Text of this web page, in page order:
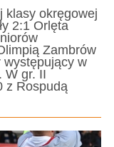
klasy okręgowej
2:1 Orlęta
Zambrów
występujący w
W gr. II
z Rospudą